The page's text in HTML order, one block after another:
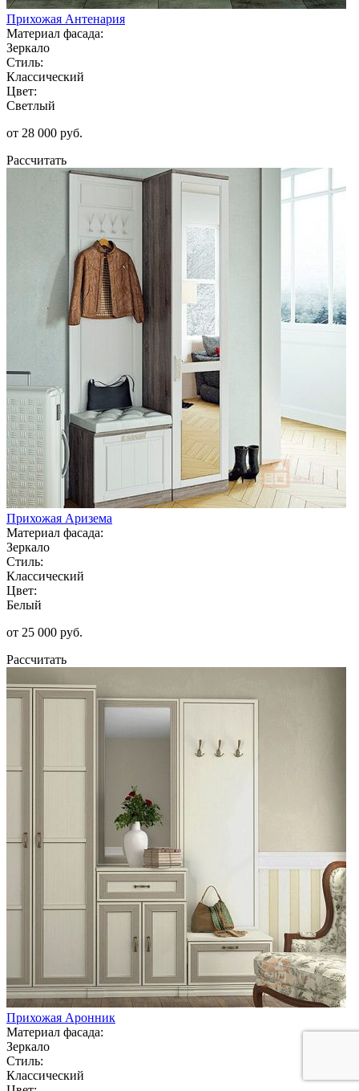
Прихожая Антенария
Материал фасада:
Зеркало
Стиль:
Классический
Цвет:
Светлый
от 28 000 руб.
Рассчитать
Прихожая Аризема
Материал фасада:
Зеркало
Стиль:
Классический
Цвет:
Белый
от 25 000 руб.
Рассчитать
Прихожая Аронник
Материал фасада:
Зеркало
Стиль:
Классический